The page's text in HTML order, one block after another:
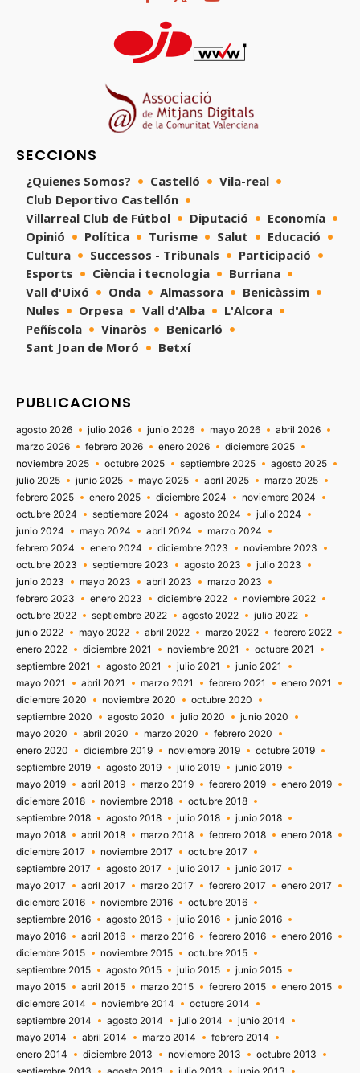
SECCIONS
¿Quienes Somos? Castelló
Vila-real
Club Deportivo Castellón
Villarreal Club de Fútbol
Diputació
Economía
Opinió
Política Turisme Salut
Educació
Cultura
Successos - Tribunals
Participació
Esports
Ciència i tecnologia
Burriana
Vall d'Uixó
Onda Almassora
Benicàssim
Nules
Orpesa Vall d'Alba
L'Alcora
Peñíscola
Vinaròs
Benicarló
Sant Joan de Moró
Betxí
PUBLICACIONS
agosto 2026 julio 2026 junio 2026 mayo 2026
abril 2026
marzo 2026
febrero 2026 enero 2026
diciembre 2025
noviembre 2025
octubre 2025 septiembre 2025
agosto 2025
julio 2025
junio 2025 mayo 2025 abril 2025
marzo 2025
febrero 2025
enero 2025 diciembre 2024
noviembre 2024
octubre 2024
septiembre 2024 agosto 2024
julio 2024
junio 2024
mayo 2024 abril 2024
marzo 2024
febrero 2024
enero 2024 diciembre 2023
noviembre 2023
octubre 2023
septiembre 2023 agosto 2023
julio 2023
junio 2023
mayo 2023 abril 2023
marzo 2023
febrero 2023
enero 2023 diciembre 2022
noviembre 2022
octubre 2022
septiembre 2022 agosto 2022
julio 2022
junio 2022
mayo 2022 abril 2022 marzo 2022
febrero 2022
enero 2022
diciembre 2021 noviembre 2021
octubre 2021
septiembre 2021
agosto 2021 julio 2021
junio 2021
mayo 2021
abril 2021 marzo 2021 febrero 2021
enero 2021
diciembre 2020
noviembre 2020
octubre 2020
septiembre 2020
agosto 2020 julio 2020
junio 2020
mayo 2020
abril 2020 marzo 2020
febrero 2020
enero 2020
diciembre 2019 noviembre 2019
octubre 2019
septiembre 2019
agosto 2019 julio 2019
junio 2019
mayo 2019
abril 2019 marzo 2019 febrero 2019
enero 2019
diciembre 2018
noviembre 2018
octubre 2018
septiembre 2018
agosto 2018 julio 2018
junio 2018
mayo 2018
abril 2018 marzo 2018 febrero 2018
enero 2018
diciembre 2017
noviembre 2017
octubre 2017
septiembre 2017
agosto 2017 julio 2017
junio 2017
mayo 2017
abril 2017 marzo 2017 febrero 2017
enero 2017
diciembre 2016
noviembre 2016
octubre 2016
septiembre 2016
agosto 2016 julio 2016
junio 2016
mayo 2016
abril 2016 marzo 2016 febrero 2016
enero 2016
diciembre 2015
noviembre 2015
octubre 2015
septiembre 2015
agosto 2015 julio 2015
junio 2015
mayo 2015
abril 2015 marzo 2015 febrero 2015
enero 2015
diciembre 2014
noviembre 2014
octubre 2014
septiembre 2014
agosto 2014 julio 2014
junio 2014
mayo 2014
abril 2014 marzo 2014
febrero 2014
enero 2014
diciembre 2013 noviembre 2013
octubre 2013